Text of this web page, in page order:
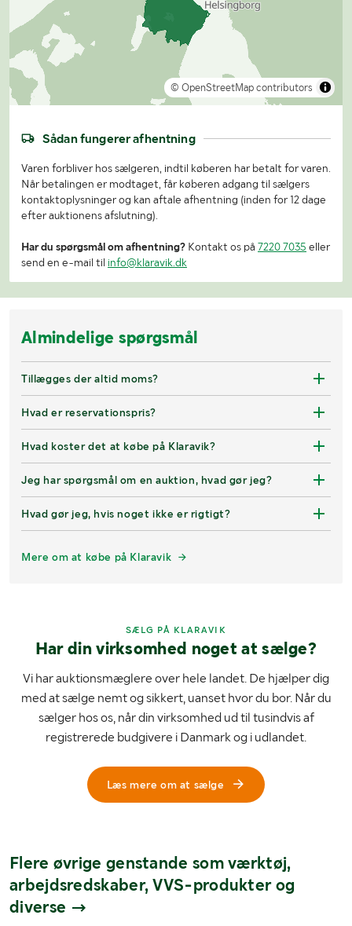
© OpenStreetMap contributors
Sådan fungerer afhentning
Varen forbliver hos sælgeren, indtil køberen har betalt for varen.
Når betalingen er modtaget, får køberen adgang til sælgers
kontaktoplysninger og kan aftale afhentning (inden for 12 dage
efter auktionens afslutning).
Har du spørgsmål om afhentning? Kontakt os på 7220 7035 eller
send en e-mail til info@klaravik.dk
Almindelige spørgsmål
Tillægges der altid moms?
Hvad er reservationspris?
Hvad koster det at købe på Klaravik?
Jeg har spørgsmål om en auktion, hvad gør jeg?
Hvad gør jeg, hvis noget ikke er rigtigt?
Mere om at købe på Klaravik
SÆLG PÅ KLARAVIK
Har din virksomhed noget at sælge?
Vi har auktionsmæglere over hele landet. De hjælper dig
med at sælge nemt og sikkert, uanset hvor du bor. Når du
sælger hos os, når din virksomhed ud til tusindvis af
registrerede budgivere i Danmark og i udlandet.
Læs mere om at sælge
Flere øvrige genstande som værktøj,
arbejdsredskaber, VVS-produkter og
diverse